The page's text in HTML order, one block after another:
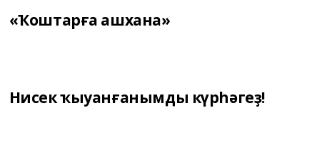
«Ҡоштарға ашхана»
Нисек ҡыуанғанымды күрһәгеҙ!